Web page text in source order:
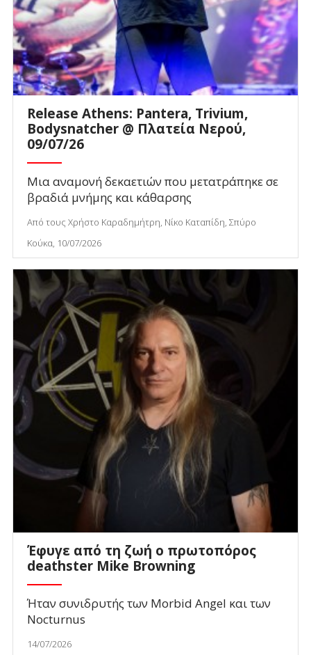
Release Athens: Pantera, Trivium,
Bodysnatcher @ Πλατεία Νερού,
09/07/26
Μια αναμονή δεκαετιών που μετατράπηκε σε
βραδιά μνήμης και κάθαρσης
Από τους Χρήστο Καραδημήτρη, Νίκο Καταπίδη, Σπύρο
Κούκα, 10/07/2026
Έφυγε από τη ζωή ο πρωτοπόρος
deathster Mike Browning
Ήταν συνιδρυτής των Morbid Angel και των
Nocturnus
14/07/2026